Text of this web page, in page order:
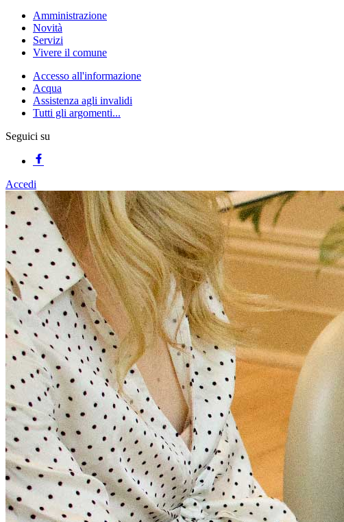
Amministrazione
Novità
Servizi
Vivere il comune
Accesso all'informazione
Acqua
Assistenza agli invalidi
Tutti gli argomenti...
Seguici su
Accedi
Homepage